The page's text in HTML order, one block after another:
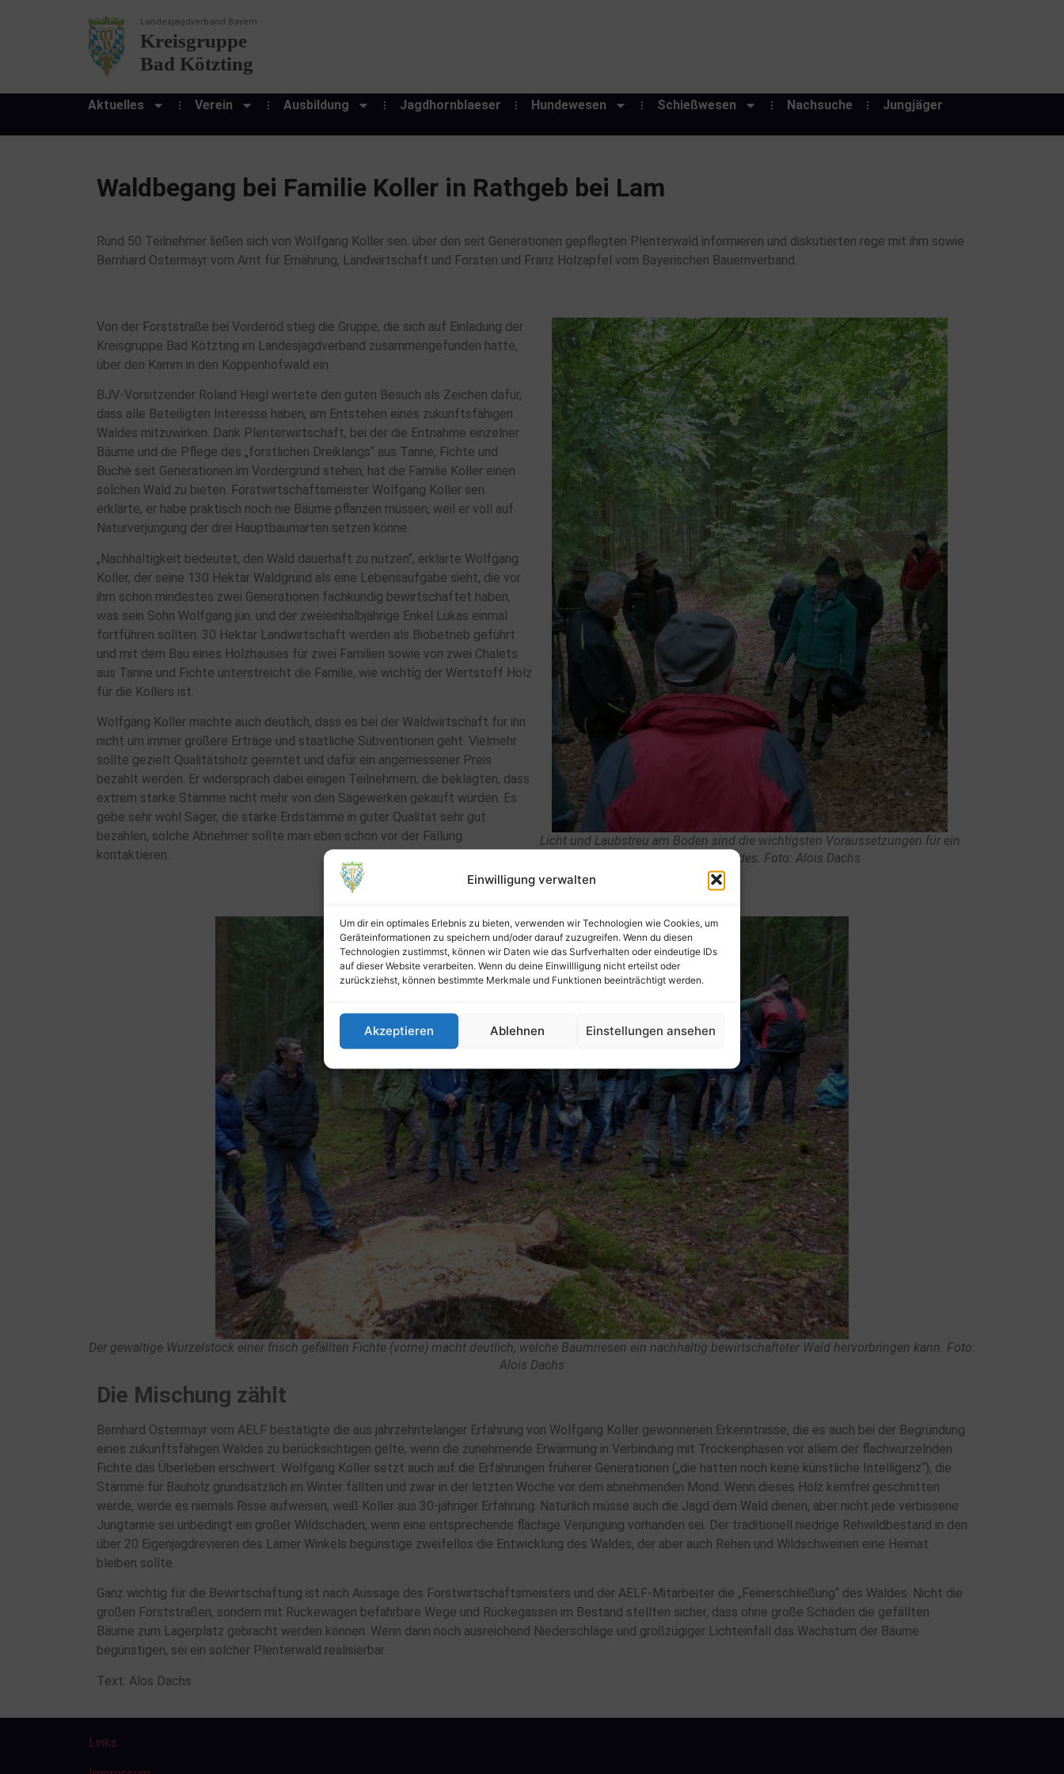
Einwilligung verwalten
Um dir ein optimales Erlebnis zu bieten, verwenden wir Technologien wie Cookies, um
Geräteinformationen zu speichern und/oder darauf zuzugreifen. Wenn du diesen
Technologien zustimmst, können wir Daten wie das Surfverhalten oder eindeutige IDs
auf dieser Website verarbeiten. Wenn du deine Einwillligung nicht erteilst oder
zurückziehst, können bestimmte Merkmale und Funktionen beeinträchtigt werden.
Akzeptieren Ablehnen Einstellungen ansehen
Landesjagdverband Bayern
Kreisgruppe
Bad Kötzting
Aktuelles Verein Ausbildung Jagdhornblaeser Hundewesen Schießwesen Nachsuche Jungjäger
Waldbegang bei Familie Koller in Rathgeb bei Lam
Rund 50 Teilnehmer ließen sich von Wolfgang Koller sen. über den seit Generationen gepflegten Plenterwald informieren und diskutierten rege mit ihm sowie
Bernhard Ostermayr vom Amt für Ernährung, Landwirtschaft und Forsten und Franz Holzapfel vom Bayerischen Bauernverband.
Von der Forststraße bei Vorderöd stieg die Gruppe, die sich auf Einladung der
Kreisgruppe Bad Kötzting im Landesjagdverband zusammengefunden hatte,
über den Kamm in den Koppenhofwald ein.
BJV-Vorsitzender Roland Heigl wertete den guten Besuch als Zeichen dafür,
dass alle Beteiligten Interesse haben, am Entstehen eines zukunftsfähigen
Waldes mitzuwirken. Dank Plenterwirtschaft, bei der die Entnahme einzelner
Bäume und die Pflege des „forstlichen Dreiklangs“ aus Tanne, Fichte und
Buche seit Generationen im Vordergrund stehen, hat die Familie Koller einen
solchen Wald zu bieten. Forstwirtschaftsmeister Wolfgang Koller sen.
erklärte, er habe praktisch noch nie Bäume pflanzen müssen, weil er voll auf
Naturverjüngung der drei Hauptbaumarten setzen könne.
„Nachhaltigkeit bedeutet, den Wald dauerhaft zu nutzen“, erklärte Wolfgang
Koller, der seine 130 Hektar Waldgrund als eine Lebensaufgabe sieht, die vor
ihm schon mindestes zwei Generationen fachkundig bewirtschaftet haben,
was sein Sohn Wolfgang jun. und der zweieinhalbjährige Enkel Lukas einmal
fortführen sollten. 30 Hektar Landwirtschaft werden als Biobetrieb geführt
und mit dem Bau eines Holzhauses für zwei Familien sowie von zwei Chalets
aus Tanne und Fichte unterstreicht die Familie, wie wichtig der Wertstoff Holz
für die Kollers ist.
Wolfgang Koller machte auch deutlich, dass es bei der Waldwirtschaft für ihn
nicht um immer größere Erträge und staatliche Subventionen geht. Vielmehr
sollte gezielt Qualitätsholz geerntet und dafür ein angemessener Preis
bezahlt werden. Er widersprach dabei einigen Teilnehmern, die beklagten, dass
extrem starke Stämme nicht mehr von den Sägewerken gekauft würden. Es
gebe sehr wohl Säger, die starke Erdstämme in guter Qualität sehr gut
bezahlen, solche Abnehmer sollte man eben schon vor der Fällung
kontaktieren.
Licht und Laubstreu am Boden sind die wichtigsten Voraussetzungen für ein
Gedeihen des Waldes. Foto: Alois Dachs
Der gewaltige Wurzelstock einer frisch gefällten Fichte (vorne) macht deutlich, welche Baumriesen ein nachhaltig bewirtschafteter Wald hervorbringen kann. Foto:
Alois Dachs
Die Mischung zählt
Bernhard Ostermayr vom AELF bestätigte die aus jahrzehntelanger Erfahrung von Wolfgang Koller gewonnenen Erkenntnisse, die es auch bei der Begründung
eines zukunftsfähigen Waldes zu berücksichtigen gelte, wenn die zunehmende Erwärmung in Verbindung mit Trockenphasen vor allem der flachwurzelnden
Fichte das Überleben erschwert. Wolfgang Koller setzt auch auf die Erfahrungen früherer Generationen („die hatten noch keine künstliche Intelligenz“), die
Stämme für Bauholz grundsätzlich im Winter fällten und zwar in der letzten Woche vor dem abnehmenden Mond. Wenn dieses Holz kernfrei geschnitten
werde, werde es niemals Risse aufweisen, weiß Koller aus 30-jähriger Erfahrung. Natürlich müsse auch die Jagd dem Wald dienen, aber nicht jede verbissene
Jungtanne sei unbedingt ein großer Wildschaden, wenn eine entsprechende flächige Verjüngung vorhanden sei. Der traditionell niedrige Rehwildbestand in den
über 20 Eigenjagdrevieren des Lamer Winkels begünstige zweifellos die Entwicklung des Waldes, der aber auch Rehen und Wildschweinen eine Heimat
bleiben sollte.
Ganz wichtig für die Bewirtschaftung ist nach Aussage des Forstwirtschaftsmeisters und der AELF-Mitarbeiter die „Feinerschließung“ des Waldes. Nicht die
großen Forststraßen, sondern mit Rückewagen befahrbare Wege und Rückegassen im Bestand stellten sicher, dass ohne große Schäden die gefällten
Bäume zum Lagerplatz gebracht werden können. Wenn dann noch ausreichend Niederschläge und großzügiger Lichteinfall das Wachstum der Bäume
begünstigen, sei ein solcher Plenterwald realisierbar.
Text: Alos Dachs
Links